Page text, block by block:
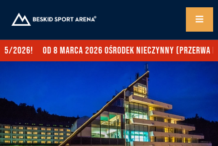
2026! Od 8 marca 2026 ośrodek nieczynny (przerwa